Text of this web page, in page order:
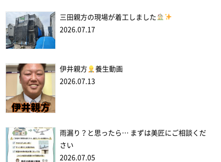
三田親方の現場が着工しました
2026.07.17
伊井親方
養生動画
2026.07.13
雨漏り？と思ったら… まずは美匠にご相談くだ
さい
2026.07.05